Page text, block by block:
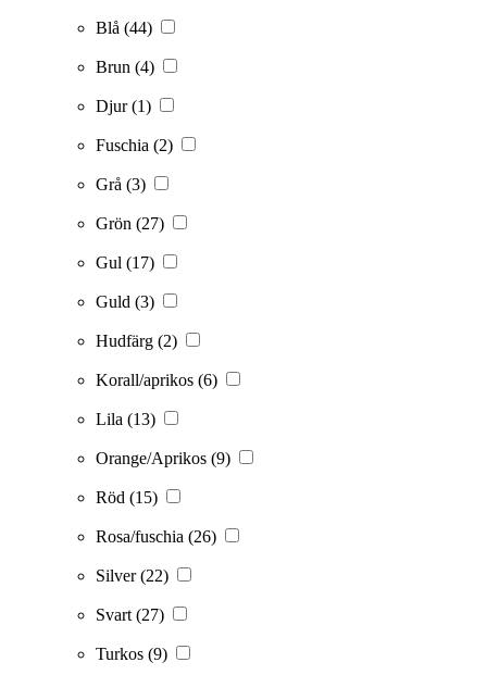
Blå (44)
Brun (4)
Djur(1)
Fuschia (2)
Grå (3)
Grön (27)
Gul (17)
Guld (3)
Hudfärg (2)
Korall/aprikos (6)
Lila (13)
Orange/Aprikos (9)
Röd (15)
Rosa/fuschia (26)
Silver(22)
Svart(27)
Turkos (9)